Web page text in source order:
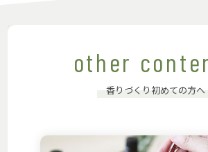
other
香りづくり初めての方へ